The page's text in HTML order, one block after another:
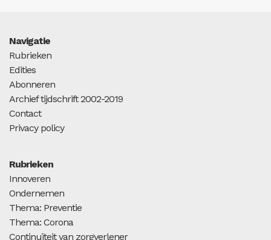
Navigatie
Rubrieken
Edities
Abonneren
Archief tijdschrift 2002-2019
Contact
Privacy policy
Rubrieken
Innoveren
Ondernemen
Thema: Preventie
Thema: Corona
Continuïteit van zorgverlener